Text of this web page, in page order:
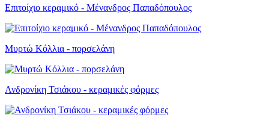
Επιτοίχιο κεραμικό - Μένανδρος Παπαδόπουλος
Μυρτώ Κόλλια - πορσελάνη
Ανδρονίκη Τσιάκου - κεραμικές φόρμες